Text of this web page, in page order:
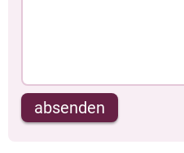
absenden